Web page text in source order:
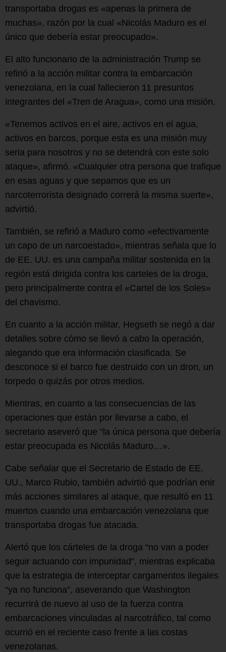
transportaba drogas es «apenas la primera de
muchas», razón por la cual «Nicolás Maduro es el
único que debería estar preocupado».
El alto funcionario de la administración Trump se
refirió a la acción militar contra la embarcación
venezolana, en la cual fallecieron 11 presuntos
integrantes del «Tren de Aragua», como una misión.
«Tenemos activos en el aire, activos en el agua,
activos en barcos, porque esta es una misión muy
seria para nosotros y no se detendrá con este solo
ataque», afirmó. «Cualquier otra persona que trafique
en esas aguas y que sepamos que es un
narcoterrorista designado correrá la misma suerte»,
advirtió.
También, se refirió a Maduro como «efectivamente
un capo de un narcoestado», mientras señala que lo
de EE. UU. es una campaña militar sostenida en la
región está dirigida contra los carteles de la droga,
pero principalmente contra el «Cartel de los Soles»
del chavismo.
En cuanto a la acción militar, Hegseth se negó a dar
detalles sobre cómo se llevó a cabo la operación,
alegando que era información clasificada. Se
desconoce si el barco fue destruido con un dron, un
torpedo o quizás por otros medios.
Mientras, en cuanto a las consecuencias de las
operaciones que están por llevarse a cabo, el
secretario aseveró que “la única persona que debería
estar preocupada es Nicolás Maduro…».
Cabe señalar que el Secretario de Estado de EE.
UU., Marco Rubio, también advirtió que podrían enir
más acciones similares al ataque, que resultó en 11
muertos cuando una embarcación venezolana que
transportaba drogas fue atacada.
Alertó que los cárteles de la droga “no van a poder
seguir actuando con impunidad”, mientras explicaba
que la estrategia de interceptar cargamentos ilegales
“ya no funciona”, aseverando que Washington
recurrirá de nuevo al uso de la fuerza contra
embarcaciones vinculadas al narcotráfico, tal como
ocurrió en el reciente caso frente a las costas
venezolanas.